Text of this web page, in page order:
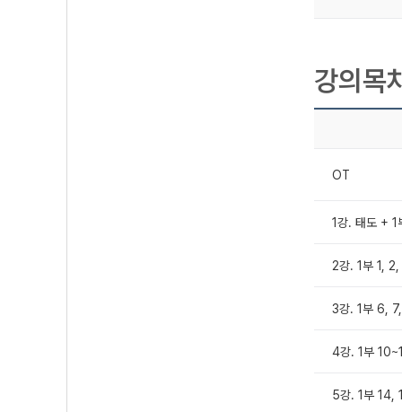
강의목
OT
1강. 태도 + 1
2강. 1부 1,
3강. 1부 6,
4강. 1부
5강. 1부 14,